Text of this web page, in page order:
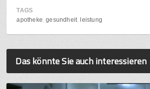
TAGS
apotheke gesundheit leistung
Das könnte Sie auch interessieren